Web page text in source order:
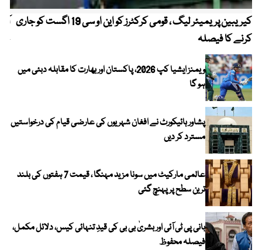
کیریبین پریمیئر لیگ ، قومی کرکٹرز کو این او سی 19 اگست کو جاری
کرنے کا فیصلہ
ویمنز ایشیا کپ 2026، پاکستان اور بھارت کا مقابلہ دبئی میں
ہو گا
پشاور ہائیکورٹ نے افغان شہریوں کی عارضی قیام کی درخواستیں
مسترد کر دیں
عالمی مارکیٹ میں سونا مزید مہنگا ، قیمت 7 ہفتوں کی بلند
ترین سطح پر پہنچ گئی
بانی پی ٹی آئی اور بشریٰ بی بی کی قیدِ تنہائی کیس، دلائل مکمل،
فیصلہ محفوظ